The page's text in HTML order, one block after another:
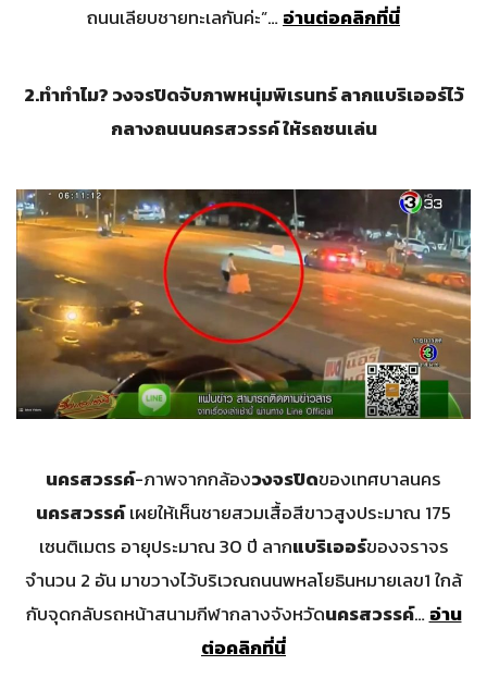
ถนนเลียบชายทะเลกันค่ะ”…อ่านต่อคลิกที่นี่
2.ทำทำไม?วงจรปิดจับภาพหนุ่มพิเรนทร์ ลากแบริเออร์ไว้
กลางถนนนครสวรรค์ ให้รถชนเล่น
นครสวรรค์-ภาพจากกล้องวงจรปิดของเทศบาลนคร
นครสวรรค์เผยให้เห็นชายสวมเสื้อสีขาวสูงประมาณ 175
เซนติเมตร อายุประมาณ 30 ปี ลากแบริเออร์ของจราจร
จำนวน 2 อัน มาขวางไว้บริเวณถนนพหลโยธินหมายเลข1 ใกล้
กับจุดกลับรถหน้าสนามกีฬากลางจังหวัดนครสวรรค์…อ่าน
ต่อคลิกที่นี่